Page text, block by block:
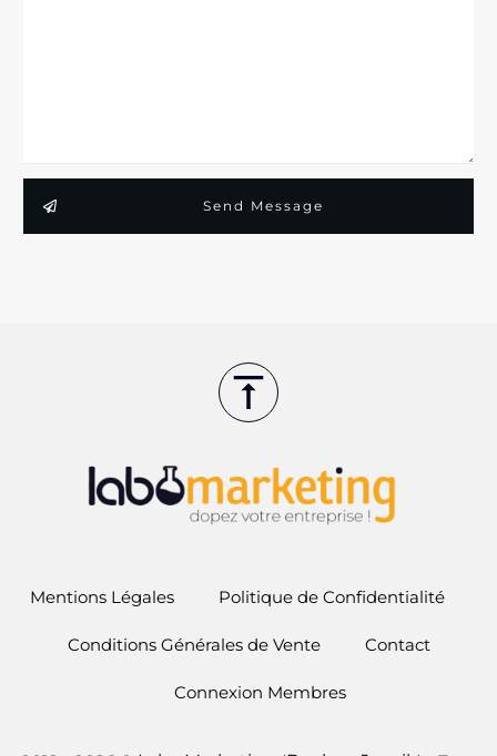
Send Message
Mentions Légales Politique de Confidentialité
Conditions Générales de Vente Contact
Connexion Membres